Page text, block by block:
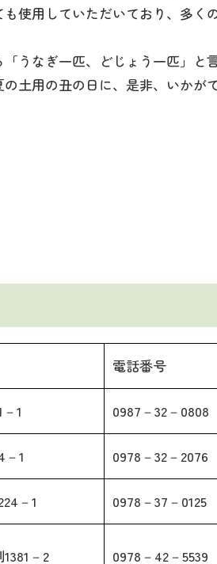
使用していただいており、多く
「うなぎ一匹、どじょう一匹」と
土用の丑の日に、是非、いかがで
電話番号
1 0987－32－0808
1 0978－32－2076
－1 0978－37－0125
－2 0978－42－5539